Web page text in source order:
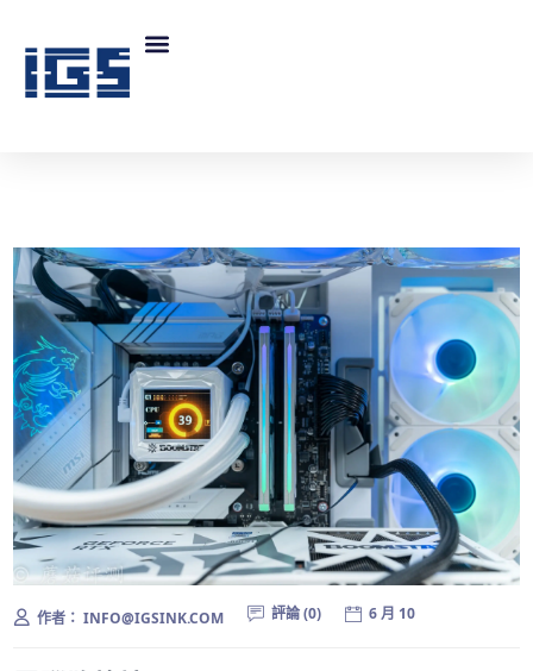
作者：INFO@IGSINK.COM 評論 (0) 6 月 10